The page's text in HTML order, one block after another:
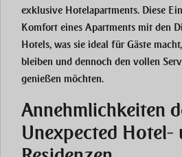
exklusive Hotelapartments. Diese
Komfort eines Apartments mit den
Hotels, was sie ideal für Gäste
bleiben und dennoch den vollen
genießen möchten.
Annehmlichkeiten
Unexpected Hotel-